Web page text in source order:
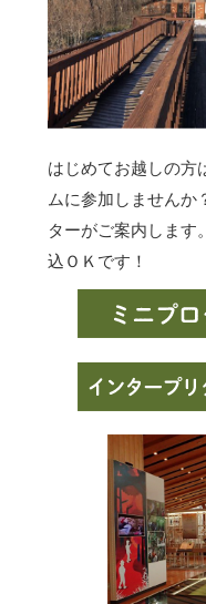
はじめてお越しの方
ムに参加しませんか
ターがご案内します
込ＯＫです！